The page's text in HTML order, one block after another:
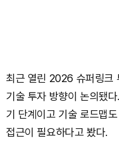
최근 열린 2026 슈퍼링크
기술 투자 방향이 논의됐
기 단계이고 기술 로드맵
접근이 필요하다고 봤다.